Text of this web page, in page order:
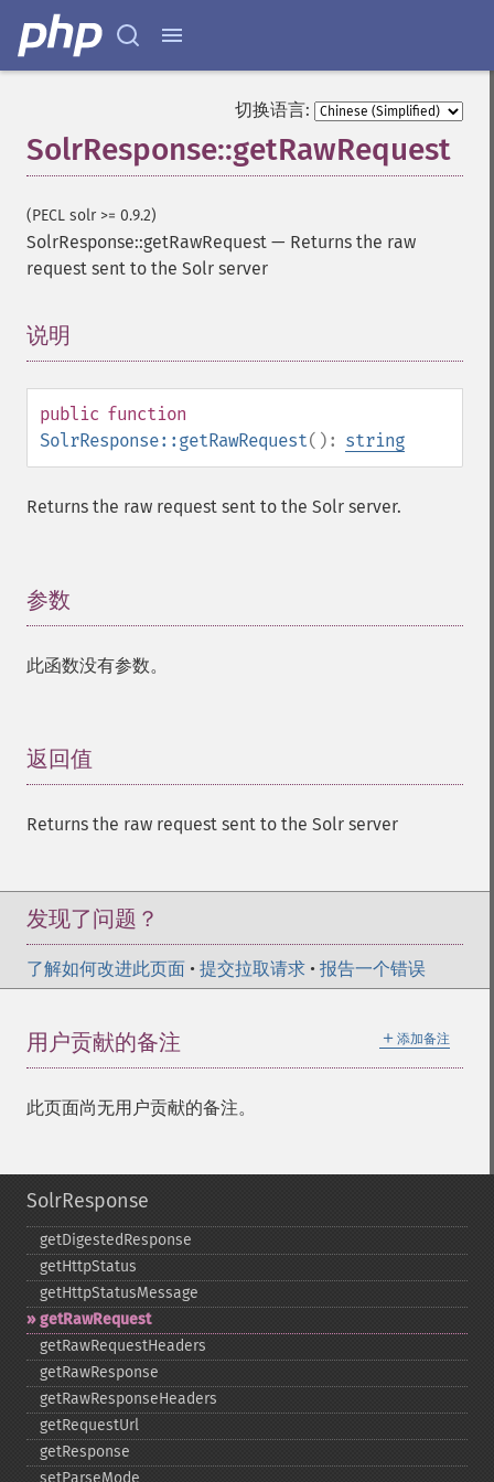
切换语言:
SolrResponse::getRawRequest
(PECL solr >= 0.9.2)
SolrResponse::getRawRequest — Returns the raw
request sent to the Solr server
说明
public function
SolrResponse::getRawRequest(): string
Returns the raw request sent to the Solr server.
参数
此函数没有参数。
返回值
Returns the raw request sent to the Solr server
发现了问题？
了解如何改进此页面 • 提交拉取请求 • 报告一个错误
＋ 添加备注
用户贡献的备注
此页面尚无用户贡献的备注。
SolrResponse
getDigestedResponse
getHttpStatus
getHttpStatusMessage
getRawRequest
getRawRequestHeaders
getRawResponse
getRawResponseHeaders
getRequestUrl
getResponse
setParseMode